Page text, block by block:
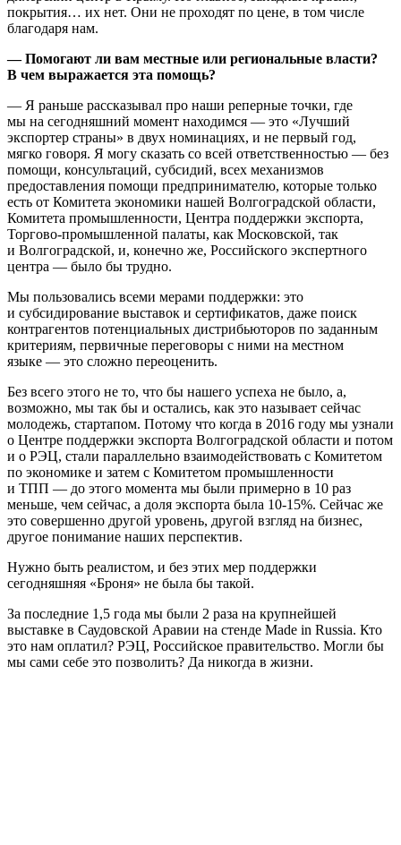
покрытия… их нет. Они не проходят по цене, в том числе
благодаря нам.
— Помогают ли вам местные или региональные власти?
В чем выражается эта помощь?
— Я раньше рассказывал про наши реперные точки, где
мы на сегодняшний момент находимся — это «Лучший
экспортер страны» в двух номинациях, и не первый год,
мягко говоря. Я могу сказать со всей ответственностью — без
помощи, консультаций, субсидий, всех механизмов
предоставления помощи предпринимателю, которые только
есть от Комитета экономики нашей Волгоградской области,
Комитета промышленности, Центра поддержки экспорта,
Торгово-промышленной палаты, как Московской, так
и Волгоградской, и, конечно же, Российского экспертного
центра — было бы трудно.
Мы пользовались всеми мерами поддержки: это
и субсидирование выставок и сертификатов, даже поиск
контрагентов потенциальных дистрибьюторов по заданным
критериям, первичные переговоры с ними на местном
языке — это сложно переоценить.
Без всего этого не то, что бы нашего успеха не было, а,
возможно, мы так бы и остались, как это называет сейчас
молодежь, стартапом. Потому что когда в 2016 году мы узнали
о Центре поддержки экспорта Волгоградской области и потом
и о РЭЦ, стали параллельно взаимодействовать с Комитетом
по экономике и затем с Комитетом промышленности
и ТПП — до этого момента мы были примерно в 10 раз
меньше, чем сейчас, а доля экспорта была 10-15%. Сейчас же
это совершенно другой уровень, другой взгляд на бизнес,
другое понимание наших перспектив.
Нужно быть реалистом, и без этих мер поддержки
сегодняшняя «Броня» не была бы такой.
За последние 1,5 года мы были 2 раза на крупнейшей
выставке в Саудовской Аравии на стенде Made in Russia. Кто
это нам оплатил? РЭЦ, Российское правительство. Могли бы
мы сами себе это позволить? Да никогда в жизни.